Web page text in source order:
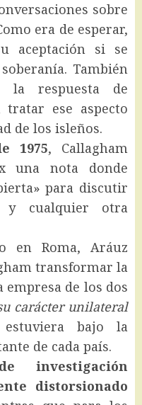
sobre
era de esperar,
aceptación si se
También
la respuesta de
tratar ese aspecto
de los isleños.
1975, Callagham
una nota donde
para discutir
y cualquier otra
en Roma, Aráuz
transformar la
de los dos
carácter unilateral
bajo la
de cada país.
investigación
distorsionado